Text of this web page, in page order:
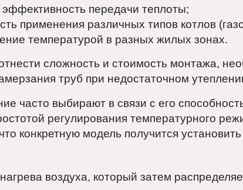
контура и позволяет задействовать
такого вида обогрева:
эффективность передачи теплоты;
применения различных типов котлов
температурой в разных жилых
отнести сложность и стоимость
замерзания труб при недостаточном
часто выбирают в связи с его
регулирования